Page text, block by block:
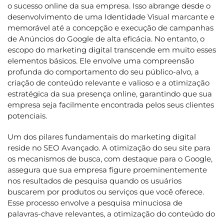
o sucesso online da sua empresa. Isso abrange desde o
desenvolvimento de uma Identidade Visual marcante e
memorável até a concepção e execução de campanhas
de Anúncios do Google de alta eficácia. No entanto, o
escopo do marketing digital transcende em muito esses
elementos básicos. Ele envolve uma compreensão
profunda do comportamento do seu público-alvo, a
criação de conteúdo relevante e valioso e a otimização
estratégica da sua presença online, garantindo que sua
empresa seja facilmente encontrada pelos seus clientes
potenciais.
Um dos pilares fundamentais do marketing digital
reside no SEO Avançado. A otimização do seu site para
os mecanismos de busca, com destaque para o Google,
assegura que sua empresa figure proeminentemente
nos resultados de pesquisa quando os usuários
buscarem por produtos ou serviços que você oferece.
Esse processo envolve a pesquisa minuciosa de
palavras-chave relevantes, a otimização do conteúdo do